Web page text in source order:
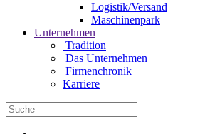
Logistik/Versand
Maschinenpark
Unternehmen
Tradition
Das Unternehmen
Firmenchronik
Karriere